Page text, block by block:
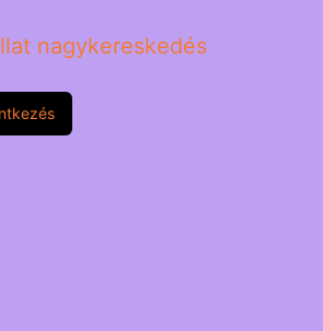
nagykereskedés